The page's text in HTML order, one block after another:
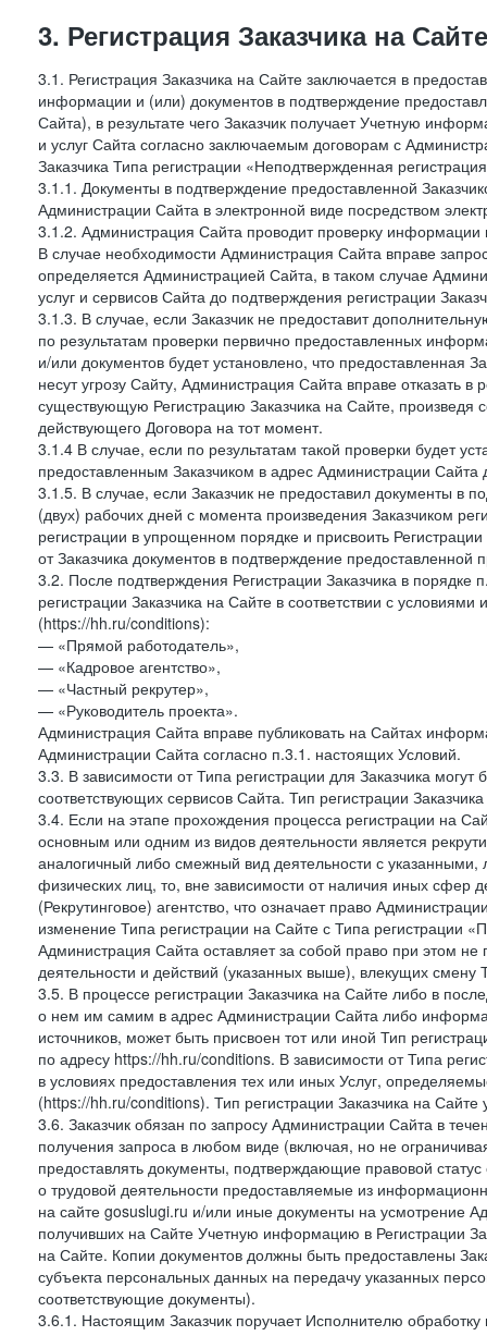
3. Регистрация Заказчика на Сайте
3.1. Регистрация Заказчика на Сайте заключается в
информации и (или) документов в подтверждение
Сайта), в результате чего Заказчик получает Учетную
и услуг Сайта согласно заключаемым договорам с
Заказчика Типа регистрации «Неподтвержденная
3.1.1. Документы в подтверждение предоставленной
Администрации Сайта в электронной виде посредством
3.1.2. Администрация Сайта проводит проверку информации
В случае необходимости Администрация Сайта вправе
определяется Администрацией Сайта, в таком случае
услуг и сервисов Сайта до подтверждения регистрации
3.1.3. В случае, если Заказчик не предоставит
по результатам проверки первично предоставленных
и/или документов будет установлено, что предоставленная
несут угрозу Сайту, Администрация Сайта вправе отказать
существующую Регистрацию Заказчика на Сайте, произведя
действующего Договора на тот момент.
3.1.4 В случае, если по результатам такой проверки будет
предоставленным Заказчиком в адрес Администрации
3.1.5. В случае, если Заказчик не предоставил документы в
(двух) рабочих дней с момента произведения Заказчиком
регистрации в упрощенном порядке и присвоить
от Заказчика документов в подтверждение
3.2. После подтверждения Регистрации Заказчика в
регистрации Заказчика на Сайте в соответствии с
(https://hh.ru/conditions):
— «Прямой работодатель»,
— «Кадровое агентство»,
— «Частный рекрутер»,
— «Руководитель проекта».
Администрация Сайта вправе публиковать на Сайтах
Администрации Сайта согласно п.3.1. настоящих Условий.
3.3. В зависимости от Типа регистрации для Заказчика
соответствующих сервисов Сайта. Тип регистрации
3.4. Если на этапе прохождения процесса регистрации на
основным или одним из видов деятельности является
аналогичный либо смежный вид деятельности с
физических лиц, то, вне зависимости от наличия иных сфер
(Рекрутинговое) агентство, что означает право
изменение Типа регистрации на Сайте с Типа регистрации
Администрация Сайта оставляет за собой право при этом не
деятельности и действий (указанных выше), влекущих смену
3.5. В процессе регистрации Заказчика на Сайте либо в
о нем им самим в адрес Администрации Сайта либо
источников, может быть присвоен тот или иной Тип
по адресу https://hh.ru/conditions. В зависимости от Типа
в условиях предоставления тех или иных Услуг,
(https://hh.ru/conditions). Тип регистрации Заказчика на
3.6. Заказчик обязан по запросу Администрации Сайта в
получения запроса в любом виде (включая, но не
предоставлять документы, подтверждающие правовой
о трудовой деятельности предоставляемые из
на сайте gosuslugi.ru и/или иные документы на усмотрение
получивших на Сайте Учетную информацию в Регистрации
на Сайте. Копии документов должны быть предоставлены
субъекта персональных данных на передачу указанных
соответствующие документы).
3.6.1. Настоящим Заказчик поручает Исполнителю